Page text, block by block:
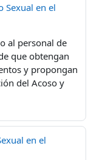
Sexual en el
al personal de
que obtengan
y propongan
del Acoso y
en el